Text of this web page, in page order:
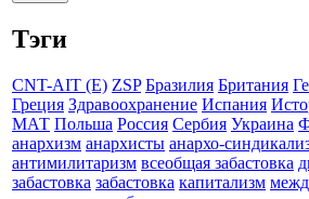
Тэги
CNT-AIT (E) ZSP Бразилия Британия
Греция Здравоохранение Испания
МАТ Польша Россия Сербия Украина
анархизм анархисты анархо-
антимилитаризм всеобщая забастовка
забастовка забастовка капитализм